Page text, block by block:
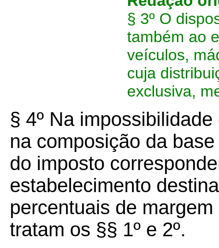
§ 3º O
também ao
veículos,
cuja
exclusiva,
§ 4º Na
na composição da
do imposto
estabelecimento
percentuais de
tratam os §§ 1º e 2º.